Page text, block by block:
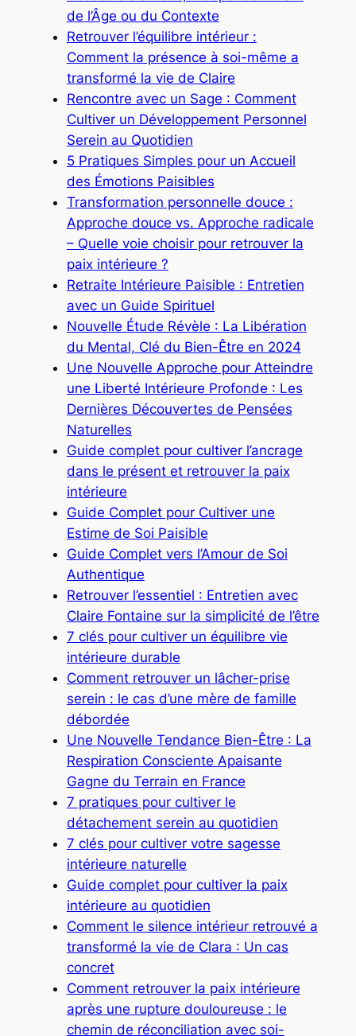
de l’Âge ou du Contexte
Retrouver l’équilibre intérieur :
Comment la présence à soi-même a
transformé la vie de Claire
Rencontre avec un Sage : Comment
Cultiver un Développement Personnel
Serein au Quotidien
5 Pratiques Simples pour un Accueil
des Émotions Paisibles
Transformation personnelle douce :
Approche douce vs. Approche radicale
– Quelle voie choisir pour retrouver la
paix intérieure ?
Retraite Intérieure Paisible : Entretien
avec un Guide Spirituel
Nouvelle Étude Révèle : La Libération
du Mental, Clé du Bien-Être en 2024
Une Nouvelle Approche pour Atteindre
une Liberté Intérieure Profonde : Les
Dernières Découvertes de Pensées
Naturelles
Guide complet pour cultiver l’ancrage
dans le présent et retrouver la paix
intérieure
Guide Complet pour Cultiver une
Estime de Soi Paisible
Guide Complet vers l’Amour de Soi
Authentique
Retrouver l’essentiel : Entretien avec
Claire Fontaine sur la simplicité de l’être
7 clés pour cultiver un équilibre vie
intérieure durable
Comment retrouver un lâcher-prise
serein : le cas d’une mère de famille
débordée
Une Nouvelle Tendance Bien-Être : La
Respiration Consciente Apaisante
Gagne du Terrain en France
7 pratiques pour cultiver le
détachement serein au quotidien
7 clés pour cultiver votre sagesse
intérieure naturelle
Guide complet pour cultiver la paix
intérieure au quotidien
Comment le silence intérieur retrouvé a
transformé la vie de Clara : Un cas
concret
Comment retrouver la paix intérieure
après une rupture douloureuse : le
chemin de réconciliation avec soi-